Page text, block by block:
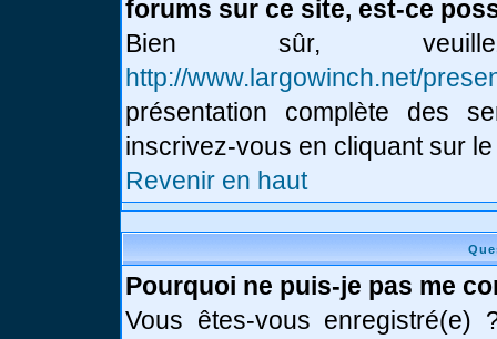
forums sur ce site, est-ce
Bien sûr,
http://www.largowinch.net/
présentation complète des
inscrivez-vous en cliquant sur
Revenir en haut
Pourquoi ne puis-je pas me
Vous êtes-vous enregistré(e)